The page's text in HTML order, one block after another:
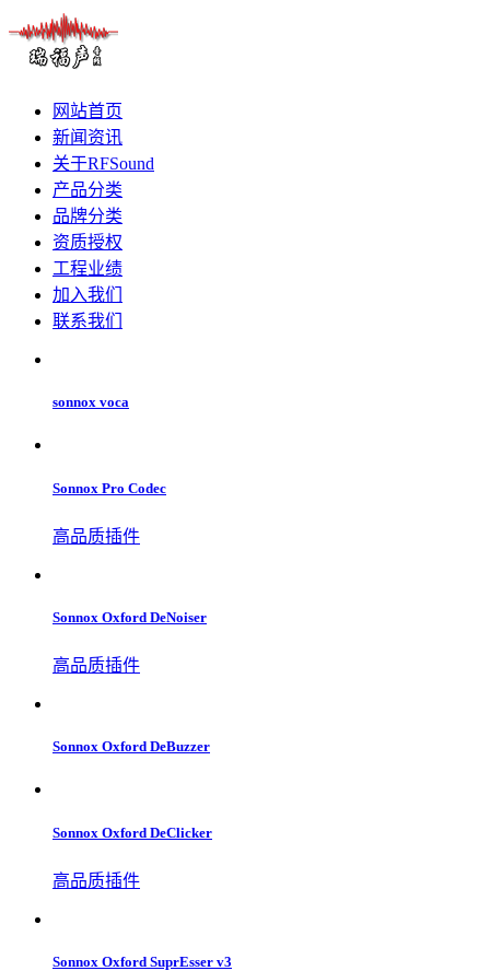
网站首页
新闻资讯
关于RFSound
产品分类
品牌分类
资质授权
工程业绩
加入我们
联系我们
sonnox voca
Sonnox Pro Codec
高品质插件
Sonnox Oxford DeNoiser
高品质插件
Sonnox Oxford DeBuzzer
Sonnox Oxford DeClicker
高品质插件
Sonnox Oxford SuprEsser v3